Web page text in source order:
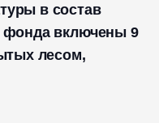
в состав
фонда включены 9
лесом,